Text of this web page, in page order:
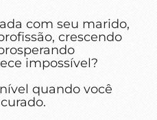
com seu marido,
crescendo
impossível?
quando você